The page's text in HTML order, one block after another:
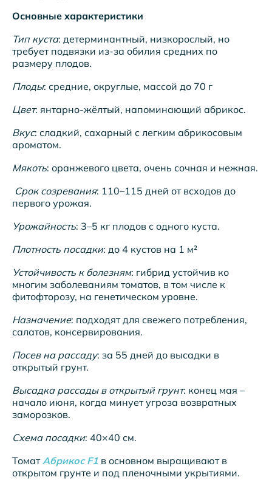
Основные характеристики
Тип куста: детерминантный, низкорослый, но
требует подвязки из-за обилия средних по
размеру плодов.
Плоды: средние, округлые, массой до 70 г
Цвет: янтарно-жёлтый, напоминающий абрикос.
Вкус: сладкий, сахарный с легким абрикосовым
ароматом.
Мякоть: оранжевого цвета, очень сочная и нежная.
Срок созревания: 110–115 дней от всходов до
первого урожая.
Урожайность: 3–5 кг плодов с одного куста.
Плотность посадки: до 4 кустов на 1 м²
Устойчивость к болезням: гибрид устойчив ко
многим заболеваниям томатов, в том числе к
фитофторозу, на генетическом уровне.
Назначение: подходят для свежего потребления,
салатов, консервирования.
Посев на рассаду: за 55 дней до высадки в
открытый грунт.
Высадка рассады в открытый грунт: конец мая –
начало июня, когда минует угроза возвратных
заморозков.
Схема посадки: 40×40 см.
ТоматАбрикос F1 в основном выращивают в
открытом грунте и под пленочными укрытиями.